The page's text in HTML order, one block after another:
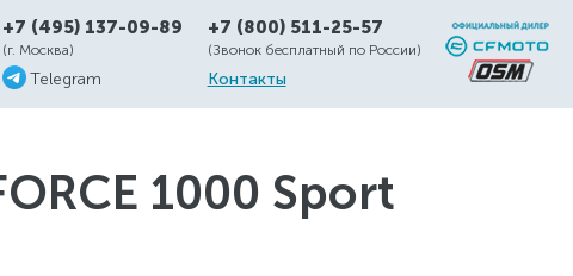
+7 (495) 137-09-89
(г. Москва)
Telegram
+7 (800) 511-25-57
(Звонок бесплатный по России)
Контакты
1000 Sport